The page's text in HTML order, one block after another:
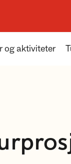
og aktiviteter